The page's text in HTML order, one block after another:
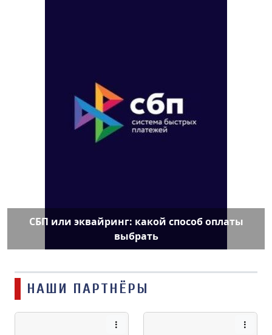
СБП или эквайринг: какой способ оплаты
выбрать
НАШИ ПАРТНЁРЫ